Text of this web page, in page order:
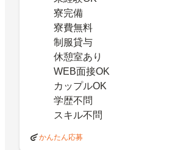
寮完備
寮費無料
制服貸与
休憩室あり
WEB面接OK
カップルOK
学歴不問
スキル不問
かんたん応募